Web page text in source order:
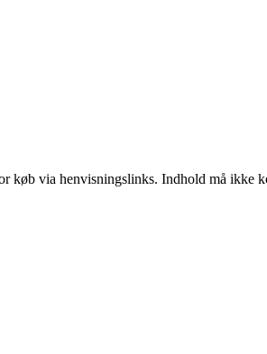
køb via henvisningslinks. Indhold må ikke